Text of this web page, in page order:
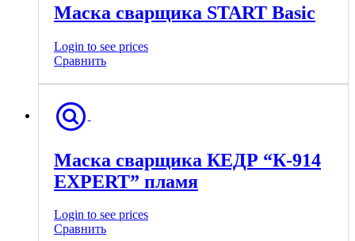
Маска сварщика START Basic
Login to see prices
Сравнить
Маска сварщика КЕДР “К-914
EXPERT” пламя
Login to see prices
Сравнить